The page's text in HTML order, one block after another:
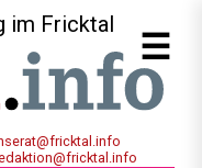
im Fricktal